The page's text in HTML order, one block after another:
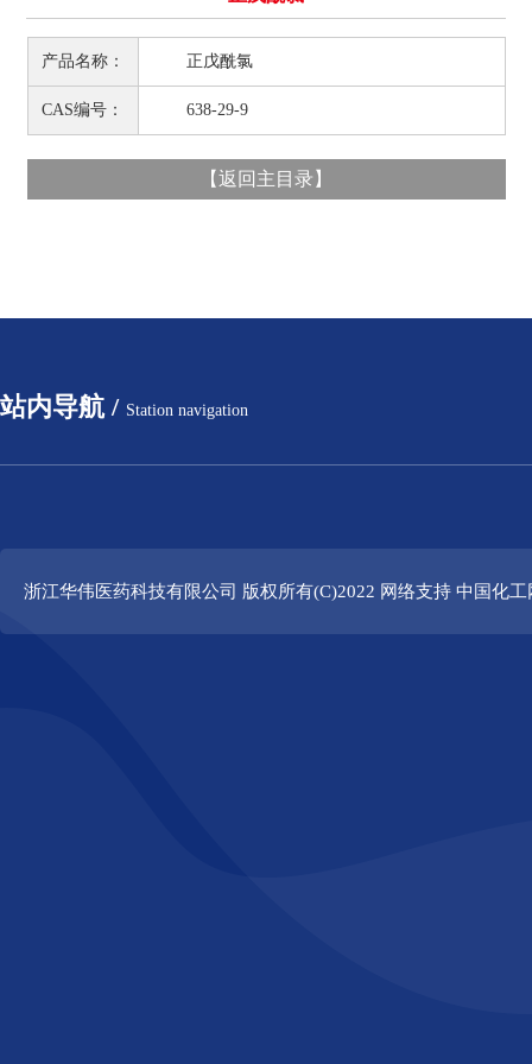
产品名称： 正戊酰氯
CAS编号： 638-29-9
【返回主目录 】
站内导航 / Station navigation
浙江华伟医药科技有限公司 版权所有(C)2022 网络支持 中国化工